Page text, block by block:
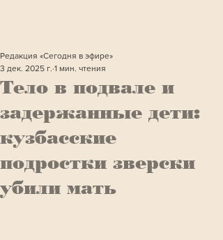
Тело в подвале и
задержанные дети:
кузбасские
подростки зверски
убили мать
Редакция «Сегодня в эфире»
3 дек. 2025 г. 1 мин. чтения